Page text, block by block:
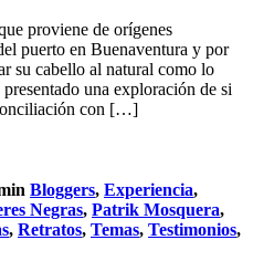
proviene de orígenes
puerto en Buenaventura y por
su cabello al natural como lo
una exploración de si
con […]
Bloggers, Experiencia,
Negras, Patrik Mosquera,
, Retratos, Temas, Testimonios,